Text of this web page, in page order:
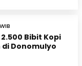
Bibit Kopi
Donomulyo